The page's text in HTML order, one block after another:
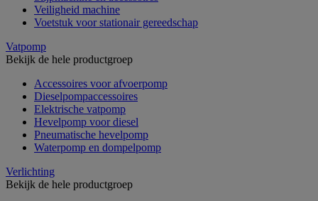
Veiligheid machine
Voetstuk voor stationair gereedschap
Vatpomp
Bekijk de hele productgroep
Accessoires voor afvoerpomp
Dieselpompaccessoires
Elektrische vatpomp
Hevelpomp voor diesel
Pneumatische hevelpomp
Waterpomp en dompelpomp
Verlichting
Bekijk de hele productgroep